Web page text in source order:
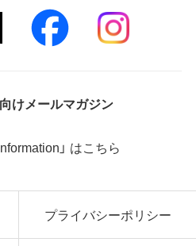
けメールマガジン
」 はこちら
プライバシーポリシー